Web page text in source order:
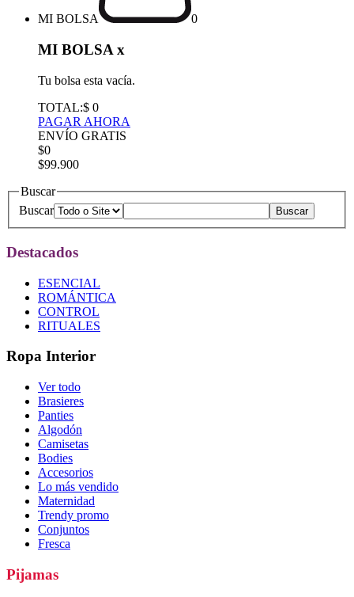
MI BOLSA 0
MI BOLSA x
Tu bolsa esta vacía.
TOTAL:$ 0
PAGAR AHORA
ENVÍO GRATIS
$0
$99.900
Buscar
Buscar
Destacados
ESENCIAL
ROMÁNTICA
CONTROL
RITUALES
Ropa Interior
Ver todo
Brasieres
Panties
Algodón
Camisetas
Bodies
Accesorios
Lo más vendido
Maternidad
Trendy promo
Conjuntos
Fresca
Pijamas